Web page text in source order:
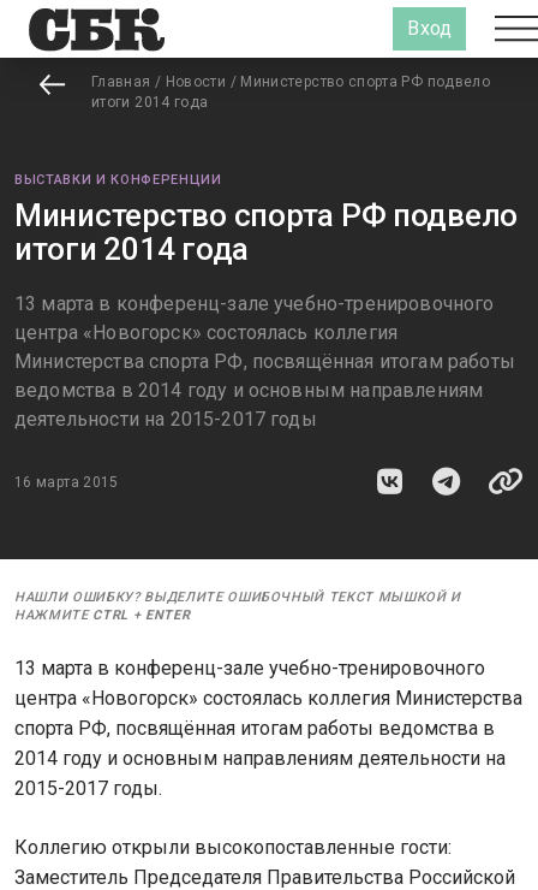
Вход
Главная / Новости / Министерство спорта РФ подвело
итоги 2014 года
ВЫСТАВКИ И КОНФЕРЕНЦИИ
Министерство спорта РФ подвело
итоги 2014 года
13 марта в конференц-зале учебно-тренировочного
центра «Новогорск» состоялась коллегия
Министерства спорта РФ, посвящённая итогам работы
ведомства в 2014 году и основным направлениям
деятельности на 2015-2017 годы
16 марта 2015
НАШЛИ ОШИБКУ? ВЫДЕЛИТЕ ОШИБОЧНЫЙ ТЕКСТ МЫШКОЙ И
НАЖМИТЕ CTRL + ENTER
13 марта в конференц-зале учебно-тренировочного
центра «Новогорск» состоялась коллегия Министерства
спорта РФ, посвящённая итогам работы ведомства в
2014 году и основным направлениям деятельности на
2015-2017 годы.
Коллегию открыли высокопоставленные гости:
Заместитель Председателя Правительства Российской